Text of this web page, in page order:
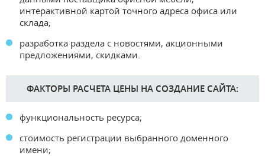
интерактивной картой точного адреса офиса или
склада;
разработка раздела с новостями, акционными
предложениями, скидками.
ФАКТОРЫ РАСЧЕТА ЦЕНЫ НА СОЗДАНИЕ САЙТА:
функциональность ресурса;
стоимость регистрации выбранного доменного
имени;